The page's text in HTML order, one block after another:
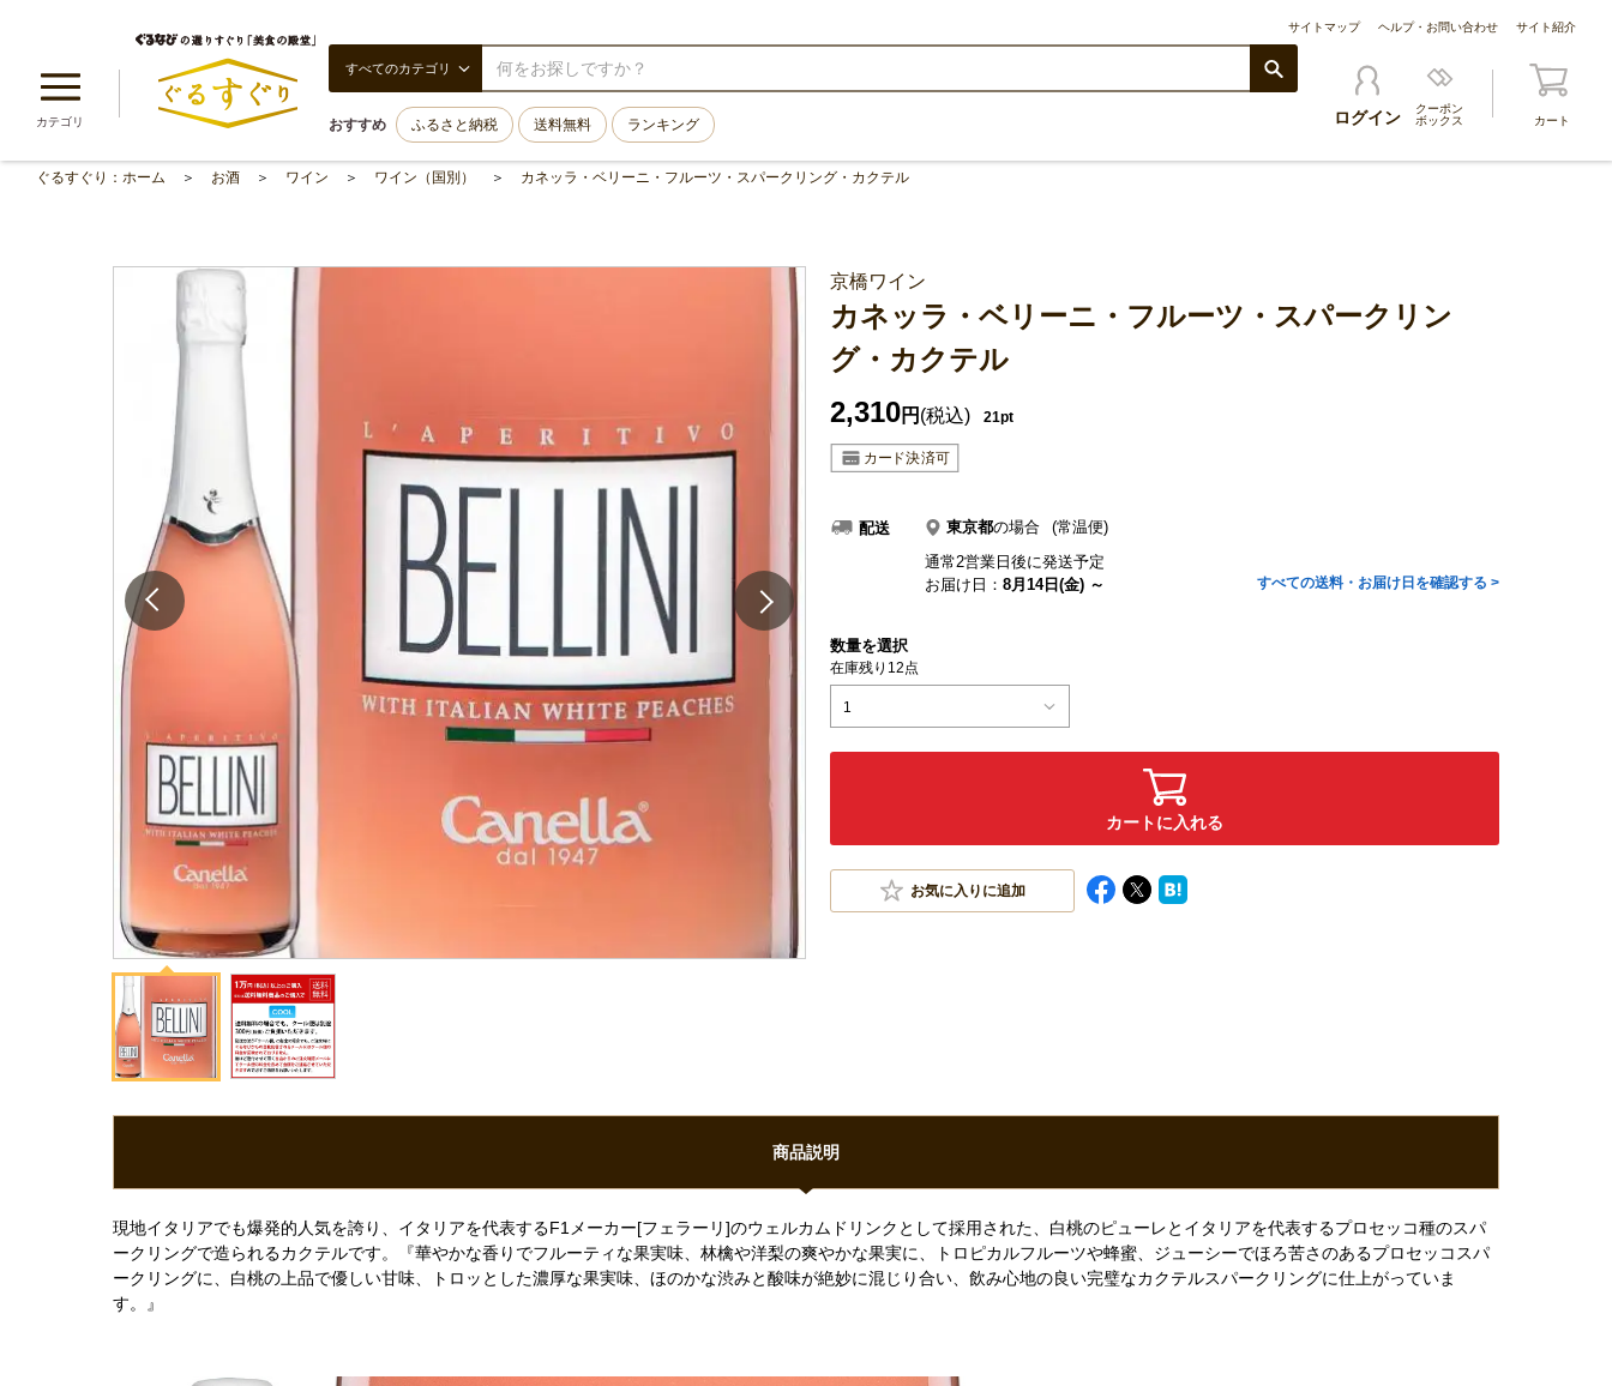
サイトマップ ヘルプ・お問い合わせ サイト紹介
カテゴリ
すべてのカテゴリ
おすすめ ふるさと納税 送料無料 ランキング ログイン
クーポン
ボックス
カート
ぐるすぐり：ホーム お酒 ワイン ワイン（国別） カネッラ・ベリーニ・フルーツ・スパークリング・カクテル
京橋ワイン
カネッラ・ベリーニ・フルーツ・スパークリン
グ・カクテル
2,310円 (税込) 21pt
配送 東京都の場合
(常温便)
通常2営業日後に発送予定
お届け日： 8月14日(金) ～ すべての送料・お届け日を確認する >
数量を選択
在庫残り12点
1
カートに入れる
お気に入りに追加
商品説明
現地イタリアでも爆発的人気を誇り、イタリアを代表するF1メーカー[フェラーリ]のウェルカムドリンクとして採用された、白桃のピューレとイタリアを代表するプロセッコ種のスパ
ークリングで造られるカクテルです。『華やかな香りでフルーティな果実味、林檎や洋梨の爽やかな果実に、トロピカルフルーツや蜂蜜、ジューシーでほろ苦さのあるプロセッコスパ
ークリングに、白桃の上品で優しい甘味、トロッとした濃厚な果実味、ほのかな渋みと酸味が絶妙に混じり合い、飲み心地の良い完璧なカクテルスパークリングに仕上がっていま
す。』